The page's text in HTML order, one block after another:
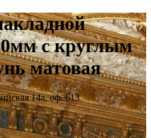
с круглым
матовая
14а, оф. 613